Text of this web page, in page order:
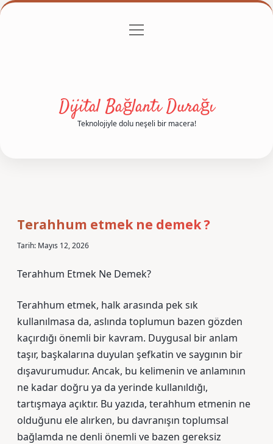
Gizlilik Politikası
menüyü
Dijital Bağlantı Durağı
Teknolojiyle dolu neşeli bir macera!
Terahhum etmek ne demek ?
Tarih: Mayıs 12, 2026
Terahhum Etmek Ne Demek?
Terahhum etmek, halk arasında pek sık
kullanılmasa da, aslında toplumun bazen gözden
kaçırdığı önemli bir kavram. Duygusal bir anlam
taşır, başkalarına duyulan şefkatin ve saygının bir
dışavurumudur. Ancak, bu kelimenin ve anlamının
ne kadar doğru ya da yerinde kullanıldığı,
tartışmaya açıktır. Bu yazıda, terahhum etmenin ne
olduğunu ele alırken, bu davranışın toplumsal
bağlamda ne denli önemli ve bazen gereksiz